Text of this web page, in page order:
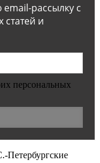
рассылку с
и
персональных
Петербургские